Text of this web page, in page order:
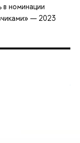
номинации
— 2023